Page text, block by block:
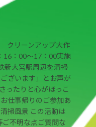
リーンアップ大作
16：00～17：00実施
新大宮駅周辺を清掃
ざいます」とお声が
ったりと心がほっこ
仕事帰りのご参加あ
掃風景 この活動は
不明な点ご質問な